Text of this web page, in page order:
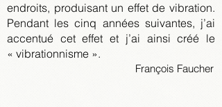
endroits, produisant un effet de vibration.
Pendant les cinq années suivantes, j’ai
accentué cet effet et j’ai ainsi créé le
« vibrationnisme ».
François Faucher